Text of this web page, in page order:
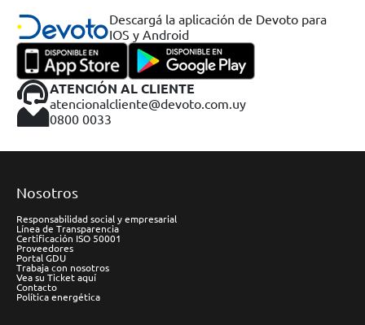
Descargá la aplicación de Devoto para
IOS y Android
ATENCIÓN AL CLIENTE
atencionalcliente@devoto.com.uy
0800 0033
Nosotros
Responsabilidad social y empresarial
Línea de Transparencia
Certificación ISO 50001
Proveedores
Portal GDU
Trabaja con nosotros
Vea su Ticket aquí
Contacto
Política energética